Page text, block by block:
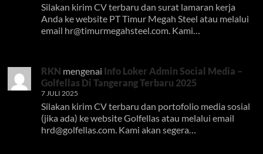
Silakan kirim CV terbaru dan surat lamaran kerja
Anda ke website PT Timur Megah Steel atau melalui
email hr@timurmegahsteel.com . Kami…
RKN mengenai Info Loker Admin Social Media –
Golfellas Di Tangerang Terbaru 2025
7 JULI 2025
Silakan kirim CV terbaru dan portofolio media sosial
(jika ada) ke website Golfellas atau melalui email
hrd@golfellas.com. Kami akan segera…